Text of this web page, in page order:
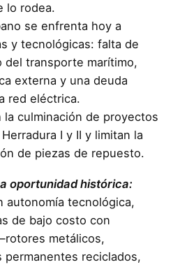
lo rodea.
se enfrenta hoy a
y tecnológicas: falta de
del transporte marítimo,
externa y una deuda
red eléctrica.
culminación de proyectos
I y II y limitan la
de piezas de repuesto.
oportunidad histórica:
autonomía tecnológica,
de bajo costo con
metálicos,
permanentes reciclados,